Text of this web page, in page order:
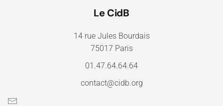
Le CidB
14 rue Jules Bourdais
75017 Paris
01.47.64.64.64
contact@cidb.org